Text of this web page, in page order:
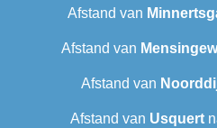
Afstand van
Afstand van
Afstand van
Afstand van Usquert